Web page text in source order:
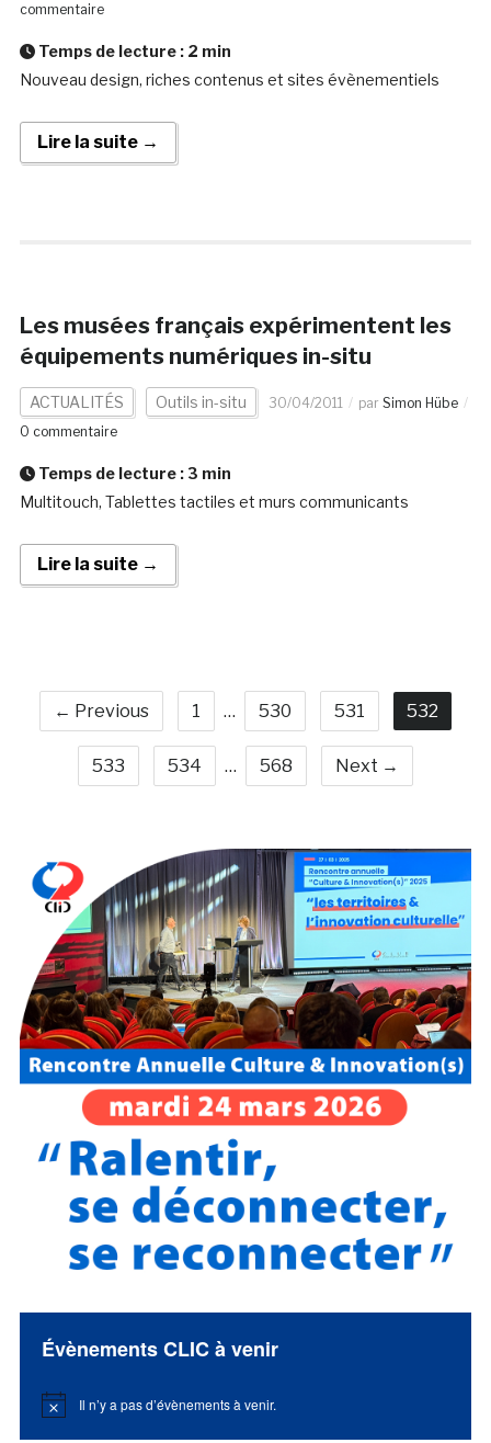
commentaire
Temps de lecture : 2 min
Nouveau design, riches contenus et sites évènementiels
Lire la suite →
Les musées français expérimentent les
équipements numériques in-situ
ACTUALITÉS Outils in-situ 30/04/2011 par Simon Hübe
0 commentaire
Temps de lecture : 3 min
Multitouch, Tablettes tactiles et murs communicants
Lire la suite →
← Previous 1 … 530 531 532
533 534 … 568 Next →
Évènements CLIC à venir
Notice Il n’y a pas d’évènements à venir.